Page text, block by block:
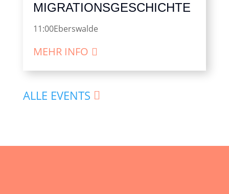
MIGRATIONSGESCHICHTE
11:00Eberswalde
MEHR INFO
ALLE EVENTS